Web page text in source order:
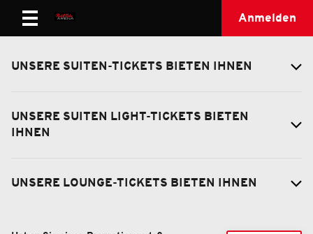
Anmelden
UNSERE SUITEN-TICKETS BIETEN IHNEN
UNSERE SUITEN LIGHT-TICKETS BIETEN
IHNEN
UNSERE LOUNGE-TICKETS BIETEN IHNEN